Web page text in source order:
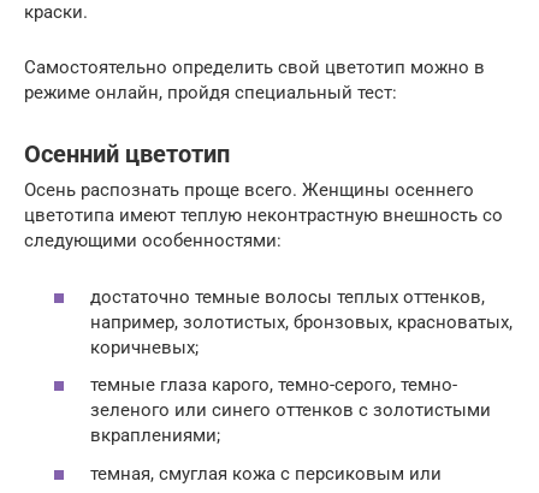
краски.
Самостоятельно определить свой цветотип можно в
режиме онлайн, пройдя специальный тест:
Осенний цветотип
Осень распознать проще всего. Женщины осеннего
цветотипа имеют теплую неконтрастную внешность со
следующими особенностями:
достаточно темные волосы теплых оттенков,
например, золотистых, бронзовых, красноватых,
коричневых;
темные глаза карого, темно-серого, темно-
зеленого или синего оттенков с золотистыми
вкраплениями;
темная, смуглая кожа с персиковым или